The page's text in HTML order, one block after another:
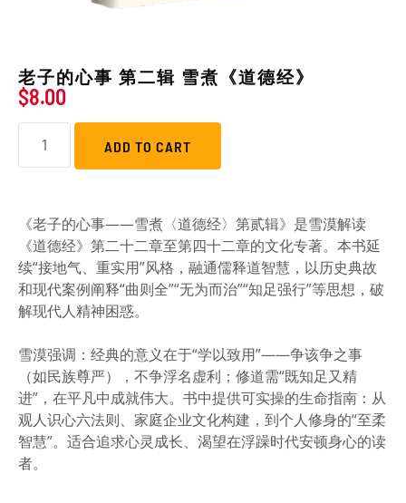
老子的心事 第二辑 雪煮《道德经》
$8.00
ADD TO CART
《老子的心事——雪煮〈道德经〉第贰辑》是雪漠解读
《道德经》第二十二章至第四十二章的文化专著。本书延
续“接地气、重实用”风格，融通儒释道智慧，以历史典故
和现代案例阐释“曲则全”“无为而治”“知足强行”等思想，破
解现代人精神困惑。
雪漠强调：经典的意义在于“学以致用”——争该争之事
（如民族尊严），不争浮名虚利；修道需“既知足又精
进”，在平凡中成就伟大。书中提供可实操的生命指南：从
观人识心六法则、家庭企业文化构建，到个人修身的“至柔
智慧”。适合追求心灵成长、渴望在浮躁时代安顿身心的读
者。